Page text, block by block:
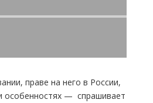
Аудиоплеер
праве на него в России,
особенностях — спрашивает